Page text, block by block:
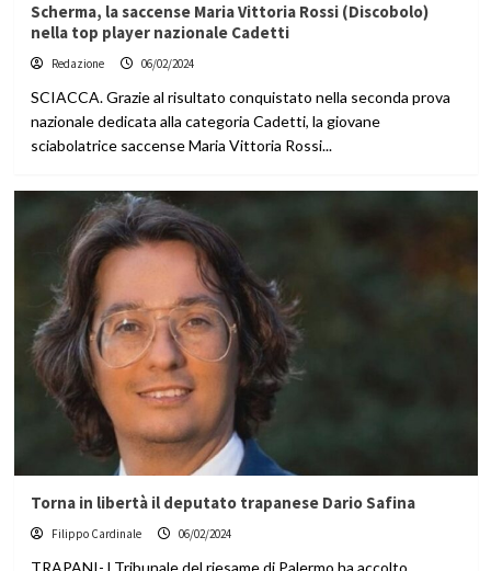
Scherma, la saccense Maria Vittoria Rossi (Discobolo)
nella top player nazionale Cadetti
Redazione 06/02/2024
SCIACCA. Grazie al risultato conquistato nella seconda prova
nazionale dedicata alla categoria Cadetti, la giovane
sciabolatrice saccense Maria Vittoria Rossi...
Torna in libertà il deputato trapanese Dario Safina
Filippo Cardinale 06/02/2024